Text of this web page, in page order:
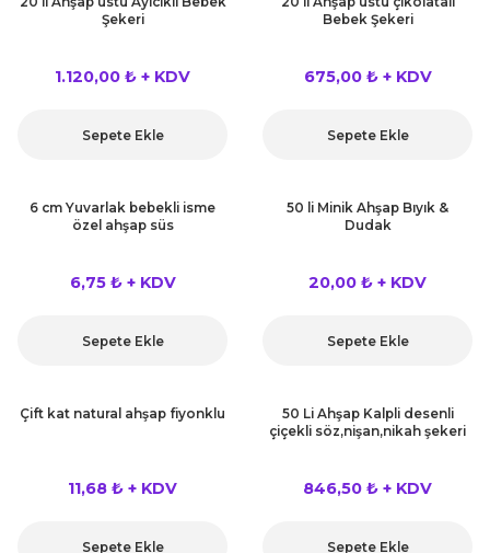
Şekeri
1.120,00 ₺ + KDV
Sepete Ekle
Bebek Şekeri
675,00 ₺ + KDV
Sepete Ekle
6 cm Yuvarlak bebekli isme
özel ahşap süs
6,75 ₺ + KDV
Sepete Ekle
50 li Minik Ahşap Bıyık &
Dudak
20,00 ₺ + KDV
Sepete Ekle
Çift kat natural ahşap fiyonklu
11,68 ₺ + KDV
Sepete Ekle
50 Li Ahşap Kalpli desenli
çiçekli söz,nişan,nikah şekeri
846,50 ₺ + KDV
Sepete Ekle